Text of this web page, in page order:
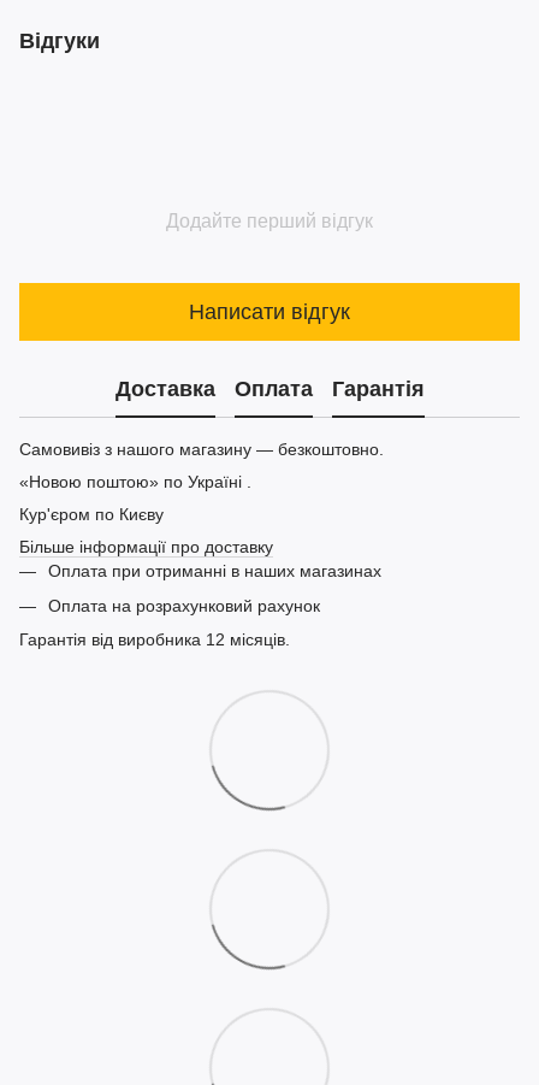
Відгуки
Додайте перший відгук
Написати відгук
Доставка Оплата Гарантія
Самовивіз з нашого магазину — безкоштовно.
«Новою поштою» по Україні .
Кур'єром по Києву
Більше інформації про доставку
Оплата при отриманні в наших магазинах
Оплата на розрахунковий рахунок
Гарантія від виробника 12 місяців.